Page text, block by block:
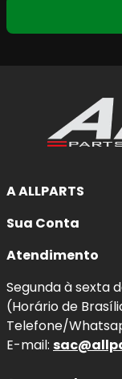
A ALLPARTS
Sua Conta
Atendimento
Segunda à sexta
(Horário de
Telefone/
E-mail: